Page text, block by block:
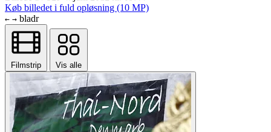
Køb billedet i fuld opløsning (10 MP)
← → bladr
Filmstrip Vis alle